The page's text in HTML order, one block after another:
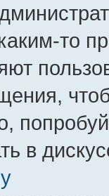
то
в